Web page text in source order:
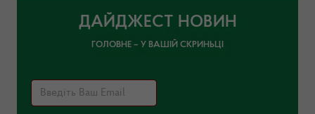
ДАЙДЖЕСТ НОВИН
ГОЛОВНЕ – У ВАШІЙ СКРИНЬЦІ